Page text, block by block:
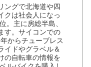
ングで北海道や四
クは社会人になっ
。主に房総半島、
す。サイコンでの
からチューブレス
イドやグラベル＆
の自転車の情報を